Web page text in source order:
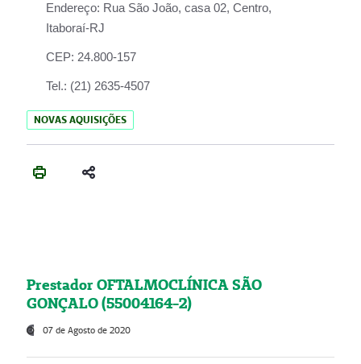
Endereço: Rua São João, casa 02, Centro,
Itaboraí-RJ
CEP: 24.800-157
Tel.: (21) 2635-4507
NOVAS AQUISIÇÕES
Prestador OFTALMOCLÍNICA SÃO
GONÇALO (55004164-2)
07 de Agosto de 2020